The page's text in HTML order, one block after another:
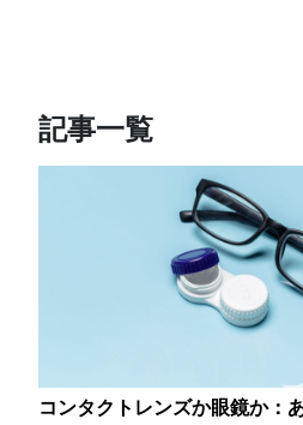
記事一覧
コンタクトレンズか眼鏡か：